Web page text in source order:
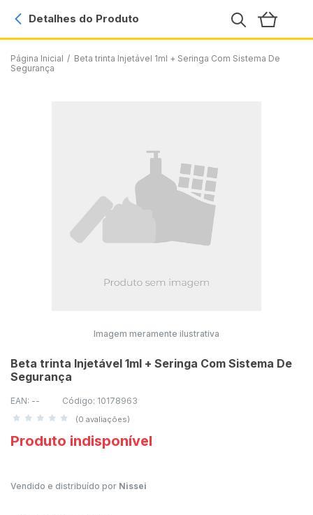
Página Inicial / Beta trinta Injetável 1ml + Seringa Com Sistema De
Segurança
Detalhes do Produto
Imagem meramente ilustrativa
Beta trinta Injetável 1ml + Seringa Com Sistema De
Segurança
EAN: -- Código: 10178963
(0 avaliações)
Produto indisponível
Vendido e distribuído por Nissei